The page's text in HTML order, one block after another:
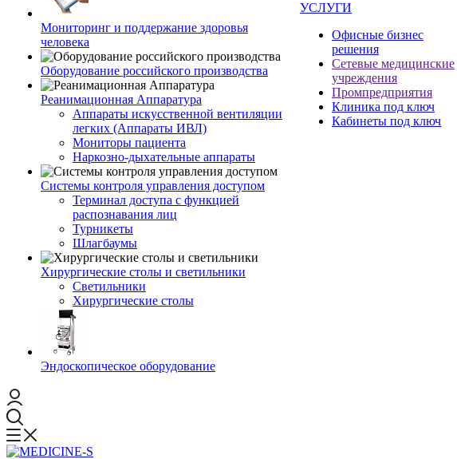
Мониторинг и поддержание здоровья
человека
Оборудование российского производства
Реанимационная Аппаратура
Аппараты искусственной вентиляции
легких (Аппараты ИВЛ)
Мониторы пациента
Наркозно-дыхательные аппараты
Системы контроля управления доступом
Терминал доступа с функцией
распознавания лиц
Турникеты
Шлагбаумы
Хирургические столы и светильники
Светильники
Хирургические столы
Эндоскопическое оборудование
УСЛУГИ
Офисные бизнес
решения
Сетевые медицинские
учреждения
Промпредприятия
Клиника под ключ
Кабинеты под ключ